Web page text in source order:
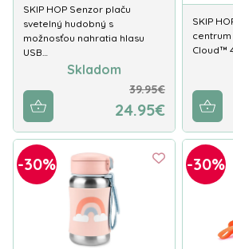
SKIP HOP Senzor plaču
svetelný hudobný s
možnosťou nahratia hlasu
USB…
Skladom
39.95€
24.95€
SKIP
centrum
Cloud™
-30% -30%